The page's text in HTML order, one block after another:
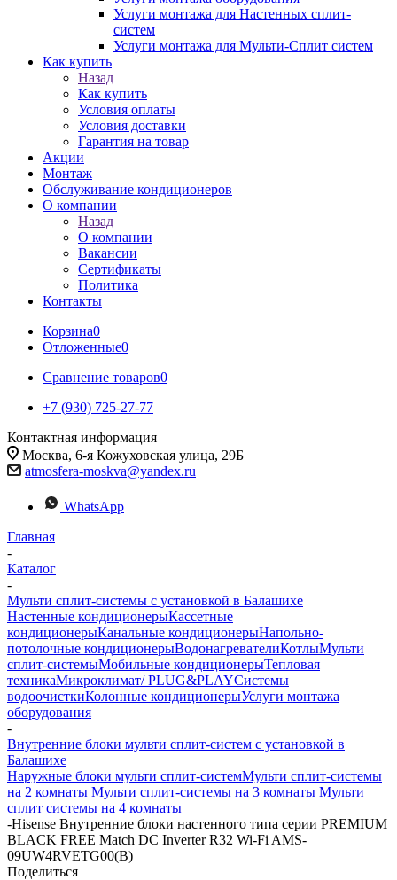
Услуги монтажа для Настенных сплит-
систем
Услуги монтажа для Мульти-Сплит систем
Как купить
Назад
Как купить
Условия оплаты
Условия доставки
Гарантия на товар
Акции
Монтаж
Обслуживание кондиционеров
О компании
Назад
О компании
Вакансии
Сертификаты
Политика
Контакты
Корзина0
Отложенные0
Сравнение товаров0
+7 (930) 725-27-77
Контактная информация
Москва, 6-я Кожуховская улица, 29Б
atmosfera-moskva@yandex.ru
WhatsApp
Главная
-
Каталог
-
Мульти сплит-системы с установкой в Балашихе
Настенные кондиционерыКассетные
кондиционерыКанальные кондиционерыНапольно-
потолочные кондиционерыВодонагревателиКотлыМульти
сплит-системыМобильные кондиционерыТепловая
техникаМикроклимат/ PLUG&PLAYСистемы
водоочисткиКолонные кондиционерыУслуги монтажа
оборудования
-
Внутренние блоки мульти сплит-систем с установкой в
Балашихе
Наружные блоки мульти сплит-системМульти сплит-системы
на 2 комнаты Мульти сплит-системы на 3 комнаты Мульти
сплит системы на 4 комнаты
-Hisense Внутренние блоки настенного типа серии PREMIUM
BLACK FREE Match DC Inverter R32 Wi-Fi AMS-
09UW4RVETG00(B)
Поделиться